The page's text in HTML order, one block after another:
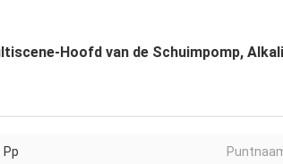
Hoofd van de Schuimpomp,
Pp